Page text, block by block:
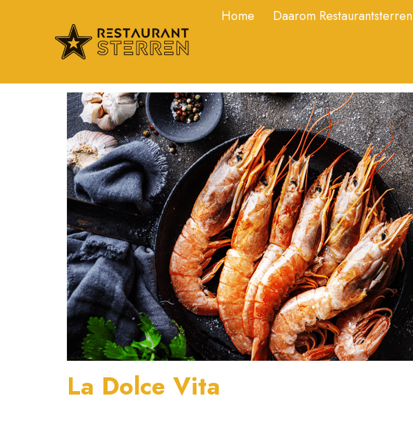
Home Daarom Restaurantsterren
La Dolce Vita